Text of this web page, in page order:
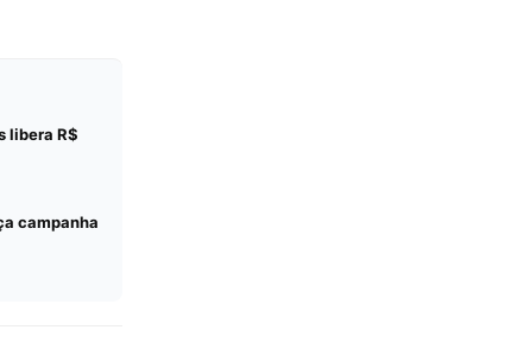
libera R$
campanha